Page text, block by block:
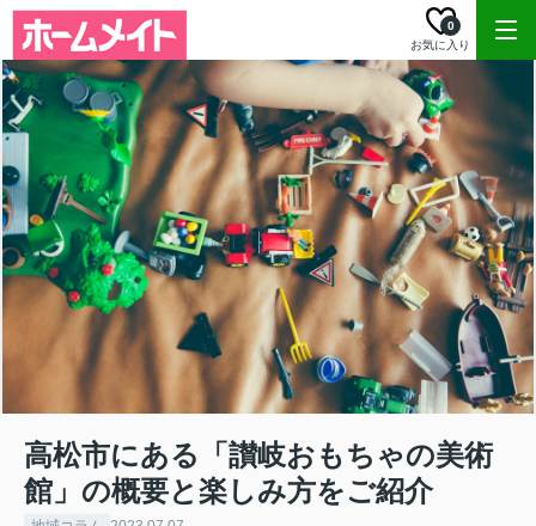
お気に入り
0
高松市にある「讃岐おもちゃの美術
館」の概要と楽しみ方をご紹介